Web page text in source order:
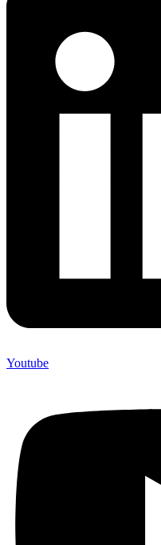
Youtube